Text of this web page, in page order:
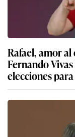
Rafael, amor
Fernando
elecciones